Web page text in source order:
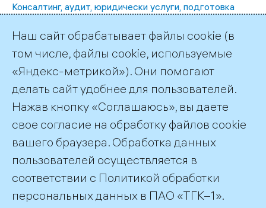
Консалтинг, аудит, юридически услуги, подготовка
Эксплуатационные расходы
Аренда, регистрация и оценка ИК
Страхование, негосударственное ПС
Прочие закупки
Информационные технологии
©2026 ПАО «ТГК–1»
Наш сайт обрабатывает файлы cookie (в
том числе, файлы cookie, используемые
«Яндекс-метрикой»). Они помогают
делать сайт удобнее для пользователей.
Нажав кнопку «Соглашаюсь», вы даете
свое согласие на обработку файлов cookie
вашего браузера. Обработка данных
пользователей осуществляется в
соответствии с Политикой обработки
персональных данных в ПАО «ТГК–1».